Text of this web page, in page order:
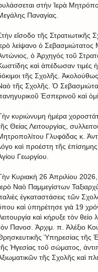
στὴν Ἱερὰ
Παναγίας.
εἴσοδο τῆς
λείψανο ὁ
ὁ Ἀρχηγός τοῦ
καὶ ἀπέδωσαν τιμές
τῆς Σχολῆς.
τῆς Σχολῆς. Ὁ
Ἑσπερινοῦ καὶ
κυριώνυμη ἡμέρα
Θείας Λειτουργίας,
Γλυφάδας κ.
καὶ προέστη τῆς
Γεωργίου.
Κυριακὴ 26 Ἀπριλίου 2026,
Ναὸ Παμμεγίστων
ἐγκαταστάσεις τῶν
καὶ ὑπηρέτησε γιὰ 19
καὶ κήρυξε τὸν
Πανοσ. Ἀρχιμ. π. Ἀλέξιο
Ὑπηρεσίας τῆς
Ἡγεσίας τοῦ σώματος,
τῆς Σχολῆς καὶ